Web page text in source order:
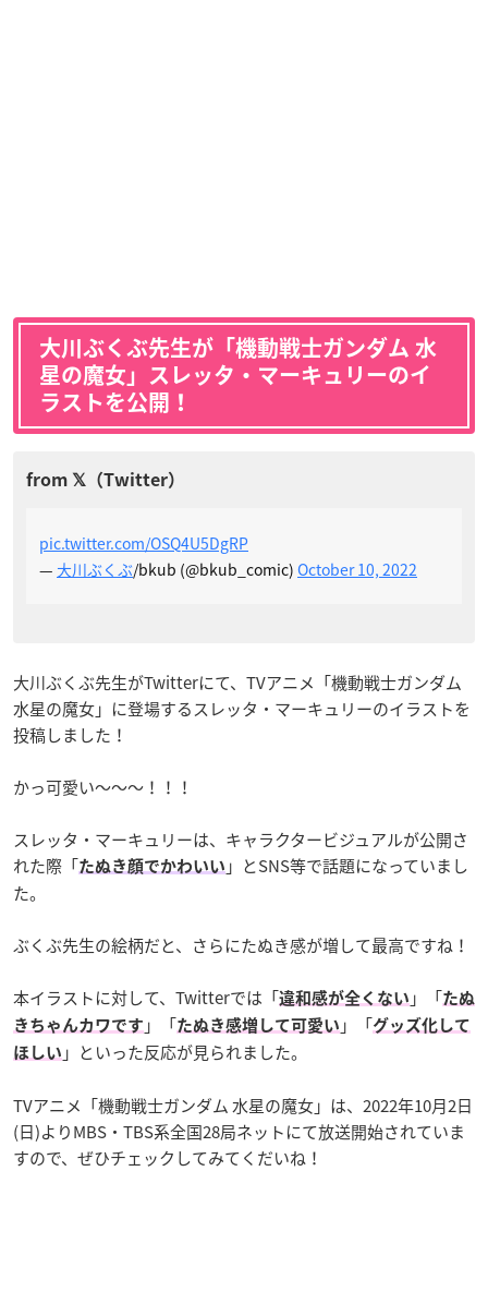
大川ぶくぶ先生が「機動戦士ガンダム 水
星の魔女」スレッタ・マーキュリーのイ
ラストを公開！
pic.twitter.com/OSQ4U5DgRP
— 大川ぶくぶ/bkub (@bkub_comic) October 10, 2022
大川ぶくぶ先生がTwitterにて、TVアニメ「機動戦士ガンダム
水星の魔女」に登場するスレッタ・マーキュリーのイラストを
投稿しました！
かっ可愛い～～～！！！
スレッタ・マーキュリーは、キャラクタービジュアルが公開さ
れた際「たぬき顔でかわいい 」とSNS等で話題になっていまし
た。
ぶくぶ先生の絵柄だと、さらにたぬき感が増して最高ですね！
本イラストに対して、Twitterでは「違和感が全くない 」「たぬ
きちゃんカワです 」「たぬき感増して可愛い 」「グッズ化して
ほしい 」といった反応が見られました。
TVアニメ「機動戦士ガンダム 水星の魔女」は、2022年10月2日
(日)よりMBS・TBS系全国28局ネットにて放送開始されていま
すので、ぜひチェックしてみてくだいね！